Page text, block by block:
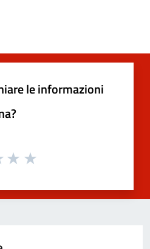
le informazioni